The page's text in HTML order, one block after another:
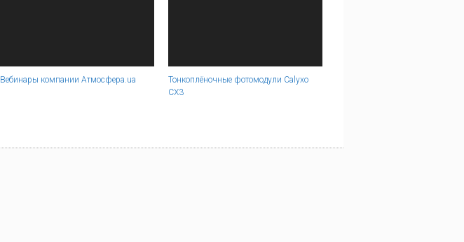
Вебинары компании Атмосфера.ua
Тонкоплёночные фотомодули Calyxo
CX3